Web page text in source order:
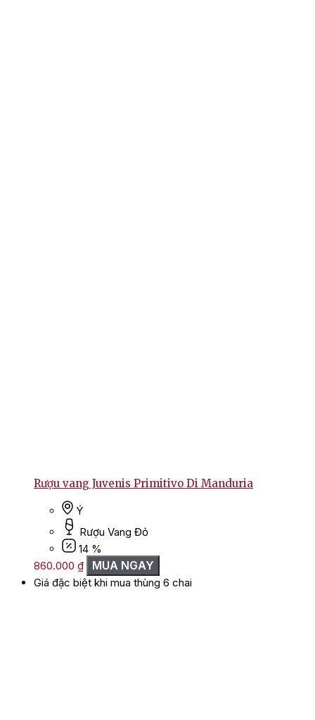
Rượu vang Juvenis Primitivo Di Manduria
Ý
Rượu Vang Đỏ
14 %
860.000 ₫ MUA NGAY
Giá đặc biệt khi mua thùng 6 chai